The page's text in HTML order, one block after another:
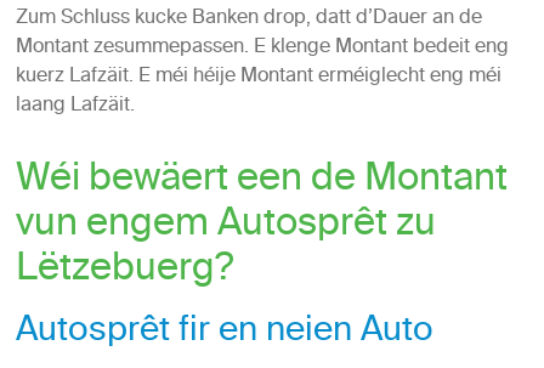
Zum Schluss kucke Banken drop, datt d’Dauer an de
Montant zesummepassen. E klenge Montant bedeit eng
kuerz Lafzäit. E méi héije Montant erméiglecht eng méi
laang Lafzäit.
Wéi bewäert een de Montant
vun engem Autosprêt zu
Lëtzebuerg?
Autosprêt fir en neien Auto